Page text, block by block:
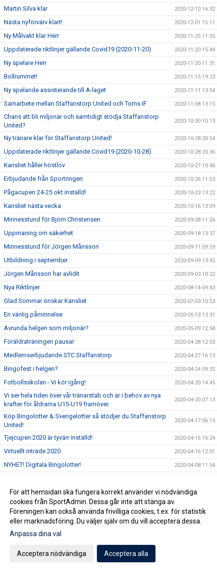
Martin Silva klar 2020-12-10 16:32
Nästa nyförvärv klart! 2020-12-01 15:11
Ny Målvakt klar Herr 2020-11-25 11:55
Uppdaterade riktlinjer gällande Covid19 (2020-11-20) 2020-11-20 15:44
Ny spelare Herr 2020-11-20 11:31
Bollrummet! 2020-11-15 19:23
Ny spelande assisterande till A-laget 2020-11-11 13:54
Samarbete mellan Staffanstorp United och Torns IF 2020-11-08 13:15
Chans att bli miljonär och samtidigt stödja Staffanstorp
United?
2020-10-30 10:13
Ny tränare klar för Staffanstorp United! 2020-10-28 20:54
Uppdaterade riktlinjer gällande Covid19 (2020-10-28) 2020-10-28 20:36
Kansliet håller höstlov 2020-10-27 10:46
Erbjudande från Sportringen 2020-10-26 11:53
Pågacupen 24-25 okt inställd! 2020-10-23 13:22
Kansliet nästa vecka 2020-10-16 13:09
Minnesstund för Björn Christensen 2020-09-28 11:26
Uppmaning om säkerhet 2020-09-18 13:37
Minnesstund för Jörgen Månsson 2020-09-11 09:59
Utbildning i september 2020-09-09 13:42
Jörgen Månsson har avlidit 2020-09-03 10:22
Nya Riktlinjer 2020-08-14 09:43
Glad Sommar önskar Kansliet 2020-07-03 10:53
En vänlig påminnelse 2020-05-13 13:31
Avrunda helgen som miljonär? 2020-05-09 12:58
Föräldraträningen pausar 2020-04-28 12:03
Medlemserbjudande STC Staffanstorp 2020-04-27 16:13
Bingofest i helgen? 2020-04-24 09:32
Fotbollsskolan - Vi kör igång! 2020-04-20 14:45
Vi ser hela tiden över vår tränarstab och är i behov av nya
krafter för åldrarna U15-U19 framöver.
2020-04-20 07:13
Köp Bingolotter & Sverigelotter så stödjer du Staffanstorp
United!
2020-04-17 06:15
Tjejcupen 2020 är tyvärr inställd! 2020-04-16 16:24
Virtuellt inträde 2020 2020-04-16 12:01
NYHET! Digitala Bingolotter! 2020-04-08 11:54
Uppdatering gällande träningar och träningsmatcher 2020-04-07 09:30
Påskbingo! 2020-04-03 13:10
Inställda matcher 2020-04-03 10:53
Samtliga matcher ställs in tills vidare
Uppdatering gällande aktiviter på Staffansvallen med
hänsyn till covid19
För att hemsidan ska fungera korrekt använder vi nödvändiga
cookies från SportAdmin. Dessa går inte att stänga av.
Föreningen kan också använda frivilliga cookies, t.ex. för statistik
eller marknadsföring. Du väljer själv om du vill acceptera dessa.
Anpassa dina val
Acceptera nödvändiga Acceptera alla